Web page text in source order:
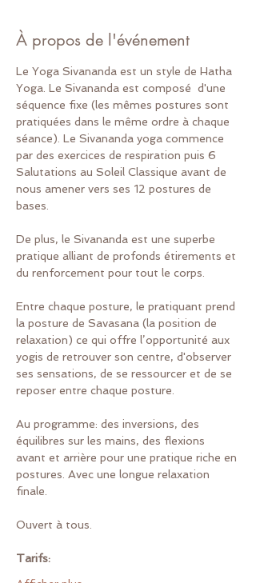
À propos de l'événement
Le Yoga Sivananda est un style de Hatha
Yoga. Le Sivananda est composé  d'une
séquence fixe (les mêmes postures sont
pratiquées dans le même ordre à chaque
séance). Le Sivananda yoga commence
par des exercices de respiration puis 6
Salutations au Soleil Classique avant de
nous amener vers ses 12 postures de
bases.
De plus, le Sivananda est une superbe
pratique alliant de profonds étirements et
du renforcement pour tout le corps.
Entre chaque posture, le pratiquant prend
la posture de Savasana (la position de
relaxation) ce qui offre l’opportunité aux
yogis de retrouver son centre, d'observer
ses sensations, de se ressourcer et de se
reposer entre chaque posture.
Au programme: des inversions, des
équilibres sur les mains, des flexions
avant et arrière pour une pratique riche en
postures. Avec une longue relaxation
finale.
Ouvert à tous.
Tarifs: